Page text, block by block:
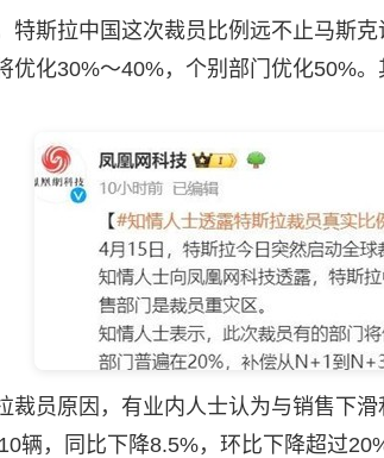
斯拉中国这次裁员比例远不止马斯克
优化30%～40%，个别部门优化50%
员原因，有业内人士认为与销售下滑
辆，同比下降8.5%，环比下降超过